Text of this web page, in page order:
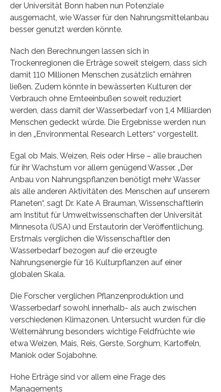
der Universität Bonn haben nun Potenziale
ausgemacht, wie Wasser für den Nahrungsmittelanbau
besser genutzt werden könnte.
Nach den Berechnungen lassen sich in
Trockenregionen die Erträge soweit steigern, dass sich
damit 110 Millionen Menschen zusätzlich ernähren
ließen. Zudem könnte in bewässerten Kulturen der
Verbrauch ohne Ernteeinbußen soweit reduziert
werden, dass damit der Wasserbedarf von 1,4 Milliarden
Menschen gedeckt würde. Die Ergebnisse werden nun
in den „Environmental Research Letters“ vorgestellt.
Egal ob Mais, Weizen, Reis oder Hirse – alle brauchen
für ihr Wachstum vor allem genügend Wasser. „Der
Anbau von Nahrungspflanzen benötigt mehr Wasser
als alle anderen Aktivitäten des Menschen auf unserem
Planeten“, sagt Dr. Kate A Brauman, Wissenschaftlerin
am Institut für Umweltwissenschaften der Universität
Minnesota (USA) und Erstautorin der Veröffentlichung.
Erstmals verglichen die Wissenschaftler den
Wasserbedarf bezogen auf die erzeugte
Nahrungsenergie für 16 Kulturpflanzen auf einer
globalen Skala.
Die Forscher verglichen Pflanzenproduktion und
Wasserbedarf sowohl innerhalb- als auch zwischen
verschiedenen Klimazonen. Untersucht wurden für die
Welternährung besonders wichtige Feldfrüchte wie
etwa Weizen, Mais, Reis, Gerste, Sorghum, Kartoffeln,
Maniok oder Sojabohne.
Hohe Erträge sind vor allem eine Frage des
Managements